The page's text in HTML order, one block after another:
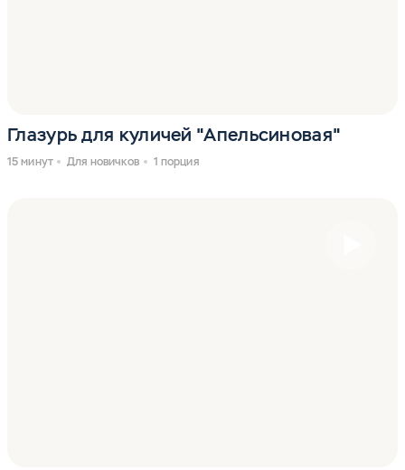
Глазурь для куличей "Апельсиновая"
15 минут Для новичков 1 порция